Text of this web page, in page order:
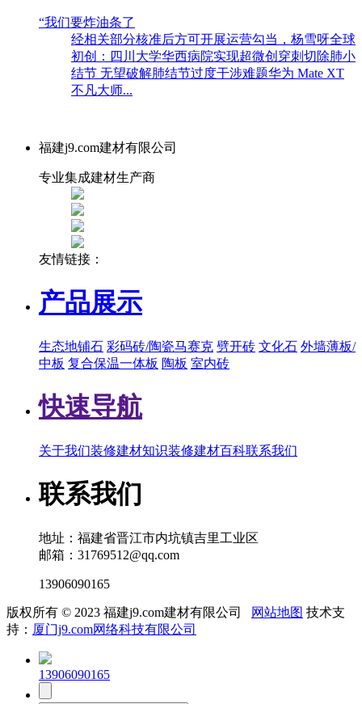
“我们要炸油条了
经相关部分核准后方可开展运营勾当，杨雪呀全球
初创：四川大学华西病院实现超微创穿刺切除肺小
结节 无望破解肺结节过度干涉难题华为 Mate XT
不凡大师...
福建j9.com建材有限公司
专业集成建材生产商
友情链接：
产品展示
生态地铺石 彩码砖/陶瓷马赛克 劈开砖 文化石 外墙薄板/
中板 复合保温一体板 陶板 室内砖
快速导航
关于我们装修建材知识装修建材百科联系我们
联系我们
地址：福建省晋江市内坑镇吉里工业区
邮箱：31769512@qq.com
13906090165
版权所有 © 2023 福建j9.com建材有限公司 网站地图 技术支
持： 厦门j9.com网络科技有限公司
13906090165